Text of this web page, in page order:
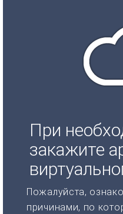
При
закажите
Пожалуйста,
причинами, по